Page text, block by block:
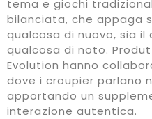
tema e giochi
bilanciata, che appaga
qualcosa di nuovo, sia
qualcosa di noto.
Evolution hanno
dove i croupier parlano
apportando un
interazione autentica.